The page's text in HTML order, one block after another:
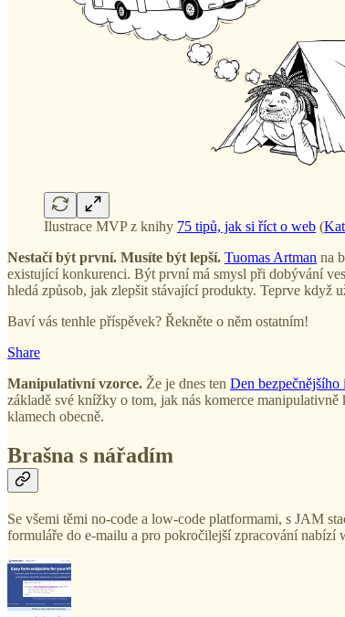
Ilustrace MVP z knihy 75 tipů, jak si říct o web (
Nestačí být první. Musíte být lepší. Tuomas Artman na
existující konkurenci. Být první má smysl při dobývání
hledá způsob, jak zlepšit stávající produkty. Teprve když
Baví vás tenhle příspěvek? Řekněte o něm ostatním!
Share
Manipulativní vzorce. Že je dnes ten Den bezpečnějšího
základě své knížky o tom, jak nás komerce
klamech obecně.
Brašna s nářadím
Se všemi těmi no-code a low-code platformami, s JAM
formuláře do e-mailu a pro pokročilejší zpracování nabízí